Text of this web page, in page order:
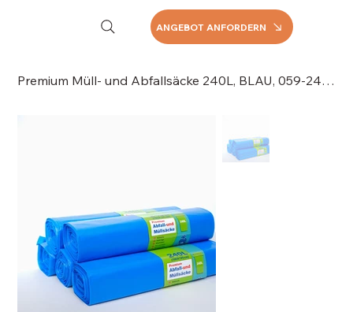
ANGEBOT ANFORDERN
Premium Müll- und Abfallsäcke 240L, BLAU, 059-240B